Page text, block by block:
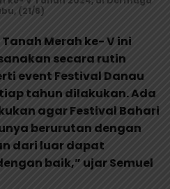
(21/8)
Merah ke- V ini
secara rutin
event Festival Danau
tahun dilakukan. Ada
agar Festival Bahari
berurutan dengan
dari luar dapat
baik,” ujar Semuel